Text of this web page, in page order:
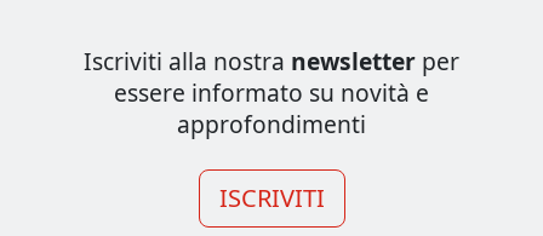
Iscriviti alla nostra newsletter per
essere informato su novità e
approfondimenti
ISCRIVITI